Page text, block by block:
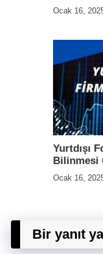
Ocak 16,
Yurtdışı
Bilinmesi
Ocak 16,
Bir yanıt